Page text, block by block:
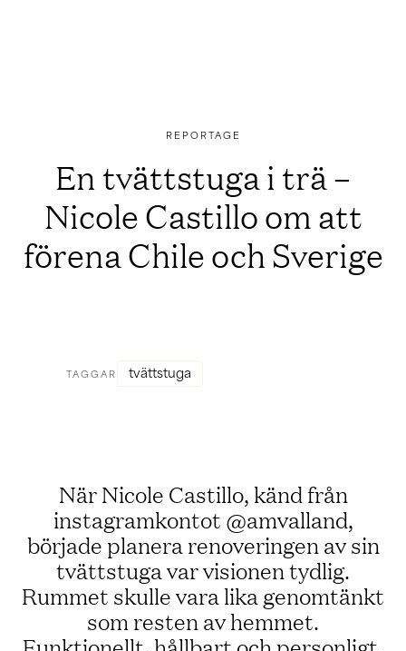
Inreda med träpanel
Inreda med trägolv
Hållbarhet
Montering & skötsel
Vanliga frågor
REPORTAGE
En tvättstuga i trä –
Nicole Castillo om att
förena Chile och Sverige
TAGGAR tvättstuga
När Nicole Castillo, känd från
instagramkontot @amvalland,
började planera renoveringen av sin
tvättstuga var visionen tydlig.
Rummet skulle vara lika genomtänkt
som resten av hemmet.